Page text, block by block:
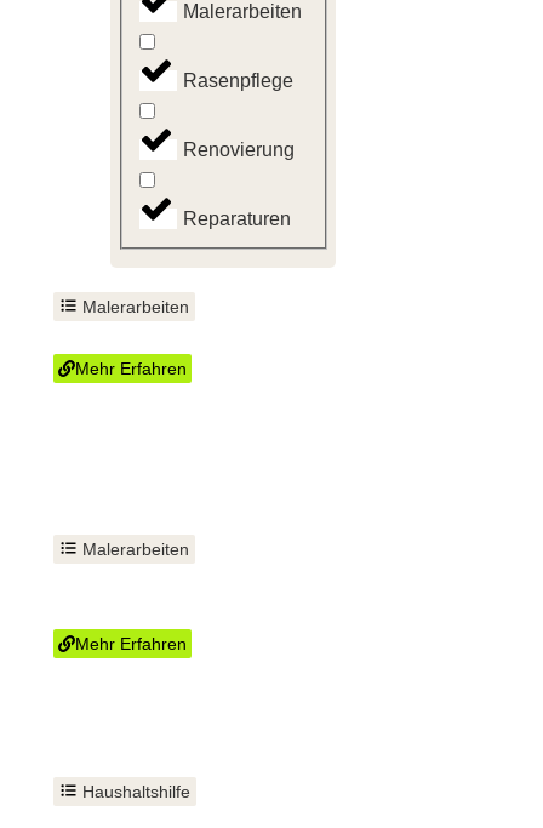
Malerarbeiten
Rasenpflege
Renovierung
Reparaturen
Malerarbeiten
Mehr Erfahren
Malerarbeiten
Mehr Erfahren
Haushaltshilfe